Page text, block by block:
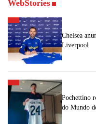
WebStories
Chelsea
Liverpool
Pochettino
do Mundo